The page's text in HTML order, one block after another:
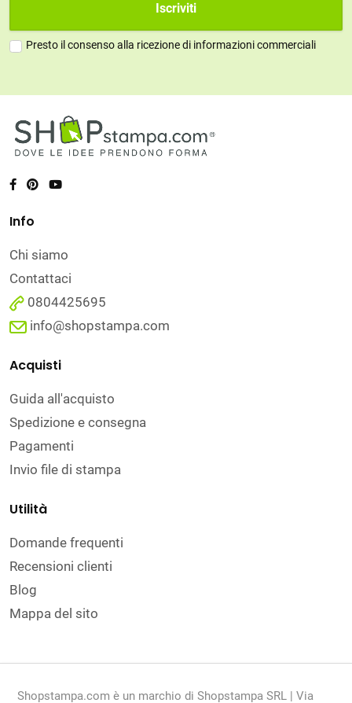
Iscriviti
Presto il consenso alla ricezione di informazioni commerciali
Info
Chi siamo
Contattaci
0804425695
info@shopstampa.com
Acquisti
Guida all'acquisto
Spedizione e consegna
Pagamenti
Invio file di stampa
Utilità
Domande frequenti
Recensioni clienti
Blog
Mappa del sito
Shopstampa.com è un marchio di Shopstampa SRL | Via